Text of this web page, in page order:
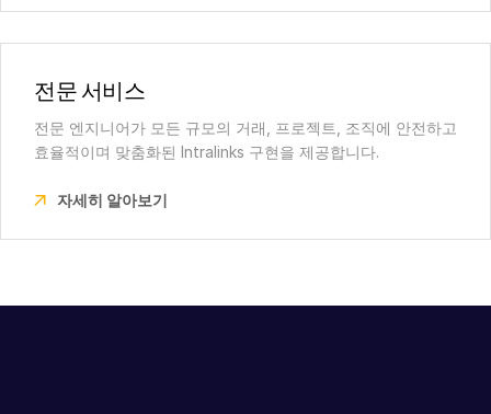
전문 서비스
전문 엔지니어가 모든 규모의 거래, 프로젝트, 조직에 안전하고
효율적이며 맞춤화된 Intralinks 구현을 제공합니다.
자세히 알아보기